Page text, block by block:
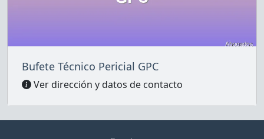
Bufete Técnico Pericial GPC
Ver dirección y datos de contacto